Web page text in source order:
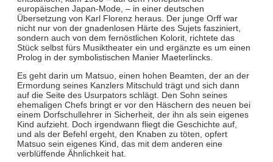
europäischen Japan-Mode, – in einer deutschen
Übersetzung von Karl Florenz heraus. Der junge Orff war
nicht nur von der gnadenlosen Härte des Sujets fasziniert,
sondern auch von dem fernöstlichen Kolorit, richtete das
Stück selbst fürs Musiktheater ein und ergänzte es um einen
Prolog in der symbolistischen Manier Maeterlincks.
Es geht darin um Matsuo, einen hohen Beamten, der an der
Ermordung seines Kanzlers Mitschuld trägt und sich dann
auf die Seite des Usurpators schlägt. Den Sohn seines
ehemaligen Chefs bringt er vor den Häschern des neuen bei
einem Dorfschullehrer in Sicherheit, der ihn als sein eigenes
Kind aufzieht. Doch irgendwann fliegt die Geschichte auf,
und als der Befehl ergeht, den Knaben zu töten, opfert
Matsuo sein eigenes Kind, das mit dem anderen eine
verblüffende Ähnlichkeit hat.